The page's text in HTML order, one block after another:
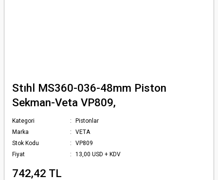
Stıhl MS360-036-48mm Piston
Sekman-Veta VP809,
Kategori
Pistonlar
Marka
VETA
Stok Kodu
VP809
Fiyat
13,00 USD + KDV
742,42 TL